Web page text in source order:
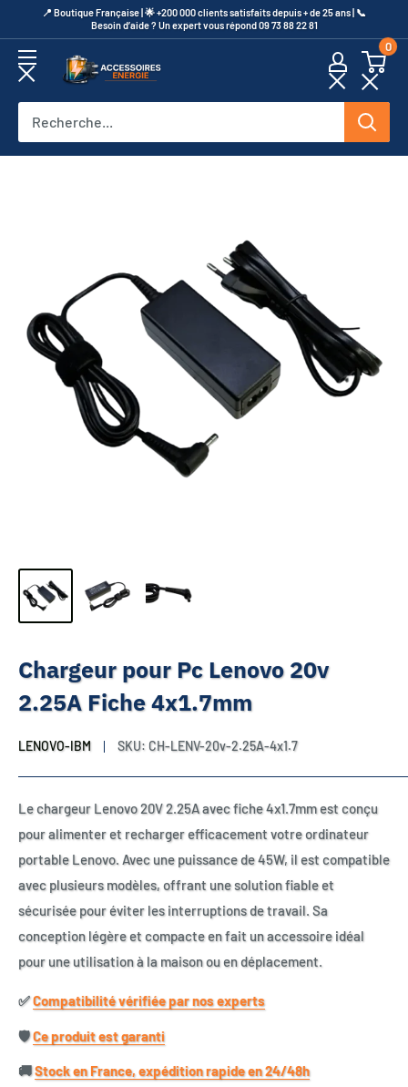
au
contenu
​📍​ Boutique Française | 🌟 +200 000 clients satisfaits depuis + de 25 ans | 📞​
Besoin d’aide ? Un expert vous répond 09 73 88 22 81
Accessoires
0
Chargeur pour Pc Lenovo 20v
2.25A Fiche 4x1.7mm
LENOVO-IBM SKU: CH-LENV-20v-2.25A-4x1.7
Le chargeur Lenovo 20V 2.25A avec fiche 4x1.7mm est conçu
pour alimenter et recharger efficacement votre ordinateur
portable Lenovo. Avec une puissance de 45W, il est compatible
avec plusieurs modèles, offrant une solution fiable et
sécurisée pour éviter les interruptions de travail. Sa
conception légère et compacte en fait un accessoire idéal
pour une utilisation à la maison ou en déplacement.
✅​Compatibilité vérifiée par nos experts
🛡️​Ce produit est garanti
🚚​Stock en France, expédition rapide en 24/48h